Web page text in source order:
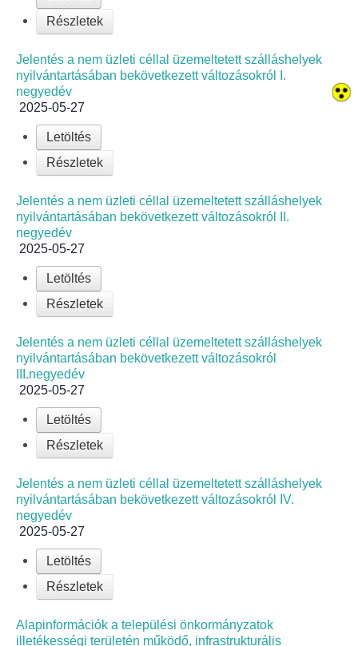
Fogorvos
Központi orvosi ügyelet
Alapszolgáltatási Központ
Kultúra
IKSZT - Integrált Közösségi és Szolgáltató Tér
Rendezvényház
Könyvtár
Körzeti megbízott
HIRDETMÉNYEK
ESEMÉNYEK
TESTVÉRTELEPÜLÉSÜNK:
CSÍKSZÉPVÍZ
VÁLASZTÁSI INFORMÁCIÓK
Választási szervek
Választási ügyintézés
Részletek
Jelentés a nem üzleti céllal üzemeltetett szálláshelyek
nyilvántartásában bekövetkezett változásokról I.
negyedév
2025-05-27
Letöltés
Részletek
Jelentés a nem üzleti céllal üzemeltetett szálláshelyek
nyilvántartásában bekövetkezett változásokról II.
negyedév
2025-05-27
Letöltés
Részletek
Jelentés a nem üzleti céllal üzemeltetett szálláshelyek
nyilvántartásában bekövetkezett változásokról
III.negyedév
2025-05-27
Letöltés
Részletek
Jelentés a nem üzleti céllal üzemeltetett szálláshelyek
nyilvántartásában bekövetkezett változásokról IV.
negyedév
2025-05-27
Letöltés
Részletek
Alapinformációk a települési önkormányzatok
illetékességi területén működő, infrastrukturális